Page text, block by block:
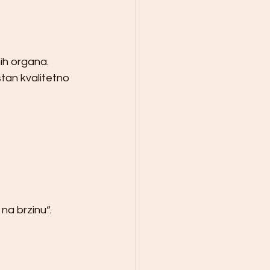
organa.
kvalitetno
brzinu“.